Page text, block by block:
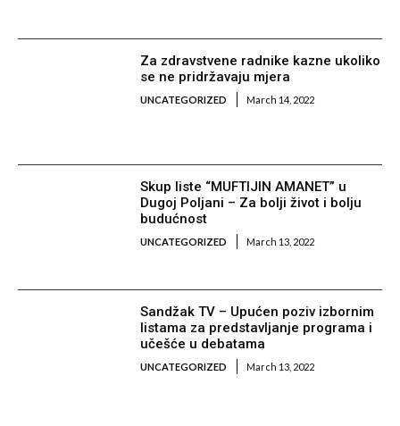
Za zdravstvene radnike kazne ukoliko
se ne pridržavaju mjera
UNCATEGORIZED March 14, 2022
Skup liste “MUFTIJIN AMANET” u
Dugoj Poljani – Za bolji život i bolju
budućnost
UNCATEGORIZED March 13, 2022
Sandžak TV – Upućen poziv izbornim
listama za predstavljanje programa i
učešće u debatama
UNCATEGORIZED March 13, 2022